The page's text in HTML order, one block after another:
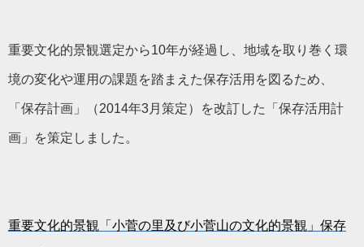
重要文化的景観選定から10年が経過し、地域を取り巻く環
境の変化や運用の課題を踏まえた保存活用を図るため、
「保存計画」（2014年3月策定）を改訂した「保存活用計
画」を策定しました。
重要文化的景観「小菅の里及び小菅山の文化的景観」保存